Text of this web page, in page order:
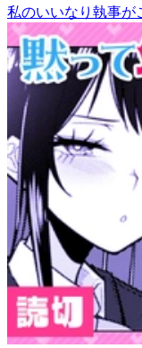
私のいいなり執事が